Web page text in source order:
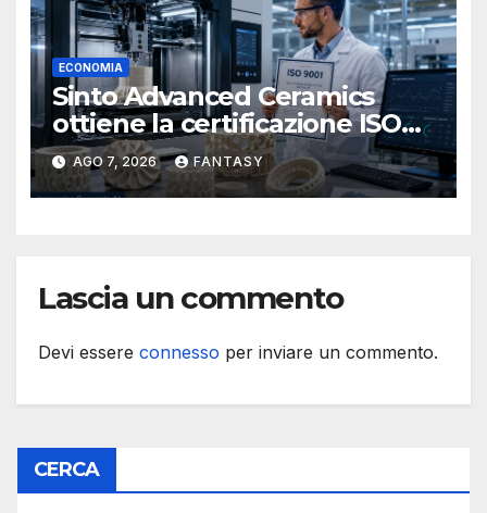
ECONOMIA
Sinto Advanced Ceramics
ottiene la certificazione ISO
9001 per la stampa 3D di
ceramiche tecniche
AGO 7, 2026 FANTASY
Lascia un commento
Devi essere connesso per inviare un commento.
CERCA